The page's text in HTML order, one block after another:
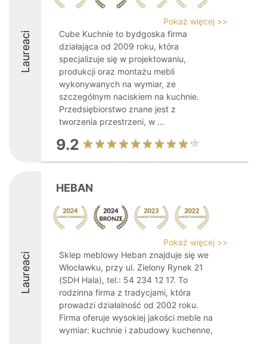
Laureaci
Pokaż więcej >>
Cube Kuchnie to bydgoska firma
działająca od 2009 roku, która
specjalizuje się w projektowaniu,
produkcji oraz montażu mebli
wykonywanych na wymiar, ze
szczególnym naciskiem na kuchnie.
Przedsiębiorstwo znane jest z
tworzenia przestrzeni, w ...
9.2
Laureaci
HEBAN
Pokaż więcej >>
Sklep meblowy Heban znajduje się we
Włocławku, przy ul. Zielony Rynek 21
(SDH Hala), tel.: 54 234 12 17. To
rodzinna firma z tradycjami, która
prowadzi działalność od 2002 roku.
Firma oferuje wysokiej jakości meble na
wymiar: kuchnie i zabudowy kuchenne,